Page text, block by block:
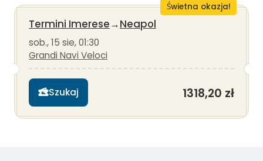
Świetna okazja!
Termini Imerese→Neapol
sob., 15 sie, 01:30
Grandi Navi Veloci
Szukaj 1318,20 zł